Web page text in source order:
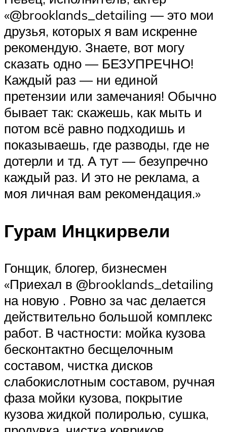
«@brooklands_detailing — это мои
друзья, которых я вам искренне
рекомендую. Знаете, вот могу
сказать одно — БЕЗУПРЕЧНО!
Каждый раз — ни единой
претензии или замечания! Обычно
бывает так: скажешь, как мыть и
потом всё равно подходишь и
показываешь, где разводы, где не
дотерли и тд. А тут — безупречно
каждый раз. И это не реклама, а
моя личная вам рекомендация.»
Гурам Инцкирвели
Гонщик, блогер, бизнесмен
«Приехал в @brooklands_detailing
на новую . Ровно за час делается
действительно большой комплекс
работ. В частности: мойка кузова
бесконтактно бесщелочным
составом, чистка дисков
слабокислотным составом, ручная
фаза мойки кузова, покрытие
кузова жидкой полиролью, сушка,